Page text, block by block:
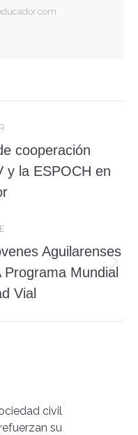
cooperación
y la ESPOCH en
Aguilarenses
Mundial
Vial
civil
su